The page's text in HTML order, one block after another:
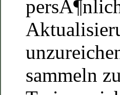
sammeln